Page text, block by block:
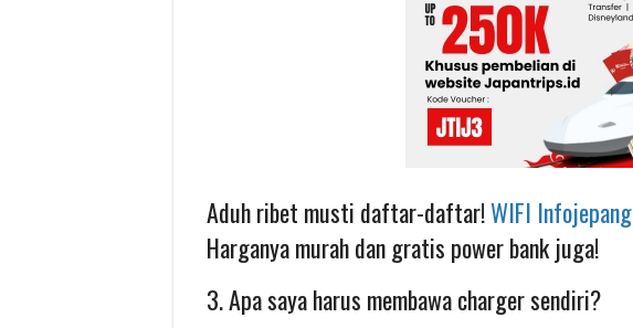
Aduh ribet musti daftar-daftar!WIFI Infojepang
Harganya murah dan gratis power bank juga!
3. Apa saya harus membawa charger sendiri?